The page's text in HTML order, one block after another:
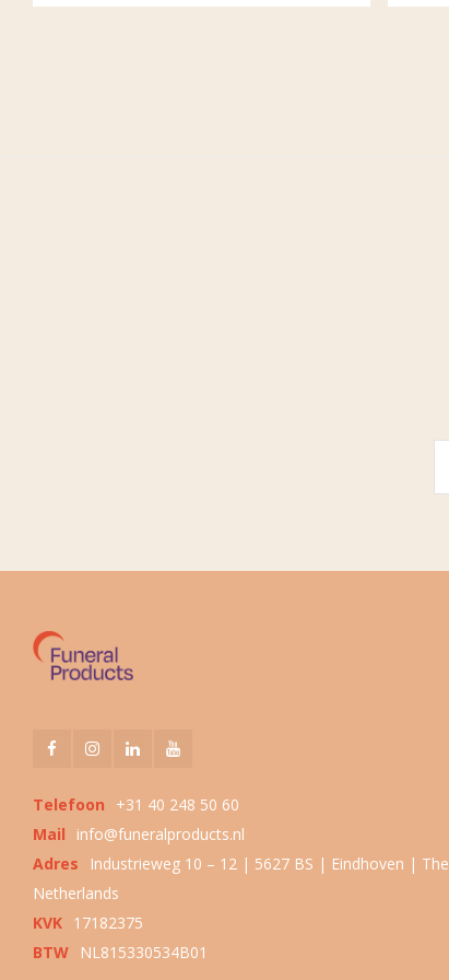
Telefoon
+31 40 248 50 60
Mail
info@funeralproducts.nl
Adres
Industrieweg 10 – 12 | 5627 BS | Eindhoven | The
Netherlands
KVK 17182375
BTW
NL815330534B01